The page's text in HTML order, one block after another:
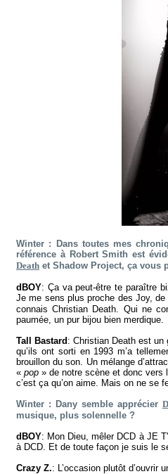
Winter : Dans toutes mes
référence à Robert Smith est
Death et Shadow Project, ça vous
dBOY: Ça va peut-être te paraître
Je me sens plus proche des Joy,
connais Christian Death. Qui ne
paumée, un pur bijou bien merdique.
Tall Bastard : Christian Death est un
qu’ils ont sorti en 1993 m’a
brouillon du son. Un mélange
«pop» de notre scène et donc vers
c’est ça qu’on aime. Mais on ne se
Winter : Dany semble apprécier
musique, plus solennelle ?
dBOY: Mon Dieu, mêler DCD à JE
à DCD. Et de toute façon je suis le
Crazy Z.: L’occasion plutôt d’ouvrir